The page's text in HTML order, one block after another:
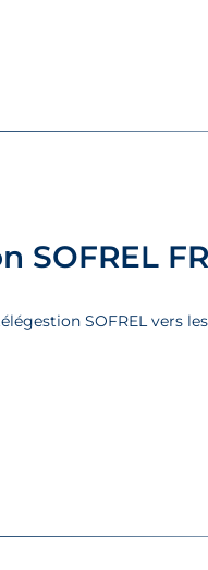
SOFREL
SOFREL vers